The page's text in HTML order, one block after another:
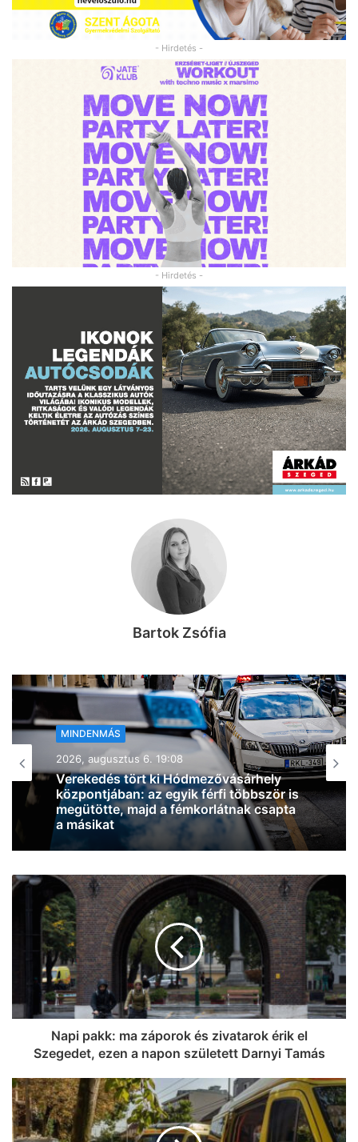
- Hirdetés -
- Hirdetés -
Bartok Zsófia
MINDENMÁS
2026, augusztus 6. 18:54
Zivatarok pattantak ki Csongrád-
Csanád vármegyében, miközben
jócskán megdőlt a melegrekord az
országban
Napi pakk: ma záporok és zivatarok érik el
Szegedet, ezen a napon született Darnyi Tamás